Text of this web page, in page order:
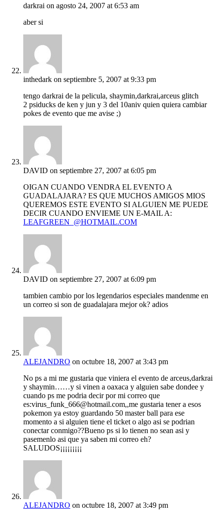
darkrai on agosto 24, 2007 at 6:53 am
aber si
inthedark on septiembre 5, 2007 at 9:33 pm
tengo darkrai de la pelicula, shaymin,darkrai,arceus glitch
2 psiducks de ken y jun y 3 del 10aniv quien quiera cambiar
pokes de evento que me avise ;)
DAVID on septiembre 27, 2007 at 6:05 pm
OIGAN CUANDO VENDRA EL EVENTO A
GUADALAJARA? ES QUE MUCHOS AMIGOS MIOS
QUEREMOS ESTE EVENTO SI ALGUIEN ME PUEDE
DECIR CUANDO ENVIEME UN E-MAIL A:
LEAFGREEN_@HOTMAIL.COM
DAVID on septiembre 27, 2007 at 6:09 pm
tambien cambio por los legendarios especiales mandenme en
un correo si son de guadalajara mejor ok? adios
ALEJANDRO on octubre 18, 2007 at 3:43 pm
No ps a mi me gustaria que viniera el evento de arceus,darkrai
y shaymin……y si vinen a oaxaca y alguien sabe dondee y
cuando ps me podria decir por mi correo que
es:virus_funk_666@hotmail.com,,me gustaria tener a esos
pokemon ya estoy guardando 50 master ball para ese
momento a si alguien tiene el ticket o algo asi se podrian
conectar conmigo??Bueno ps si lo tienen no sean asi y
pasemenlo asi que ya saben mi correo eh?
SALUDOS¡¡¡¡¡¡¡¡¡
ALEJANDRO on octubre 18, 2007 at 3:49 pm